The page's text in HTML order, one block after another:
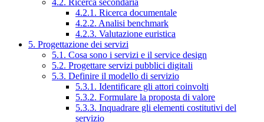
4.2.1. Ricerca documentale
4.2.2. Analisi benchmark
4.2.3. Valutazione euristica
5. Progettazione dei servizi
5.1. Cosa sono i servizi e il service design
5.2. Progettare servizi pubblici digitali
5.3. Definire il modello di servizio
5.3.1. Identificare gli attori coinvolti
5.3.2. Formulare la proposta di valore
5.3.3. Inquadrare gli elementi costitutivi del
servizio